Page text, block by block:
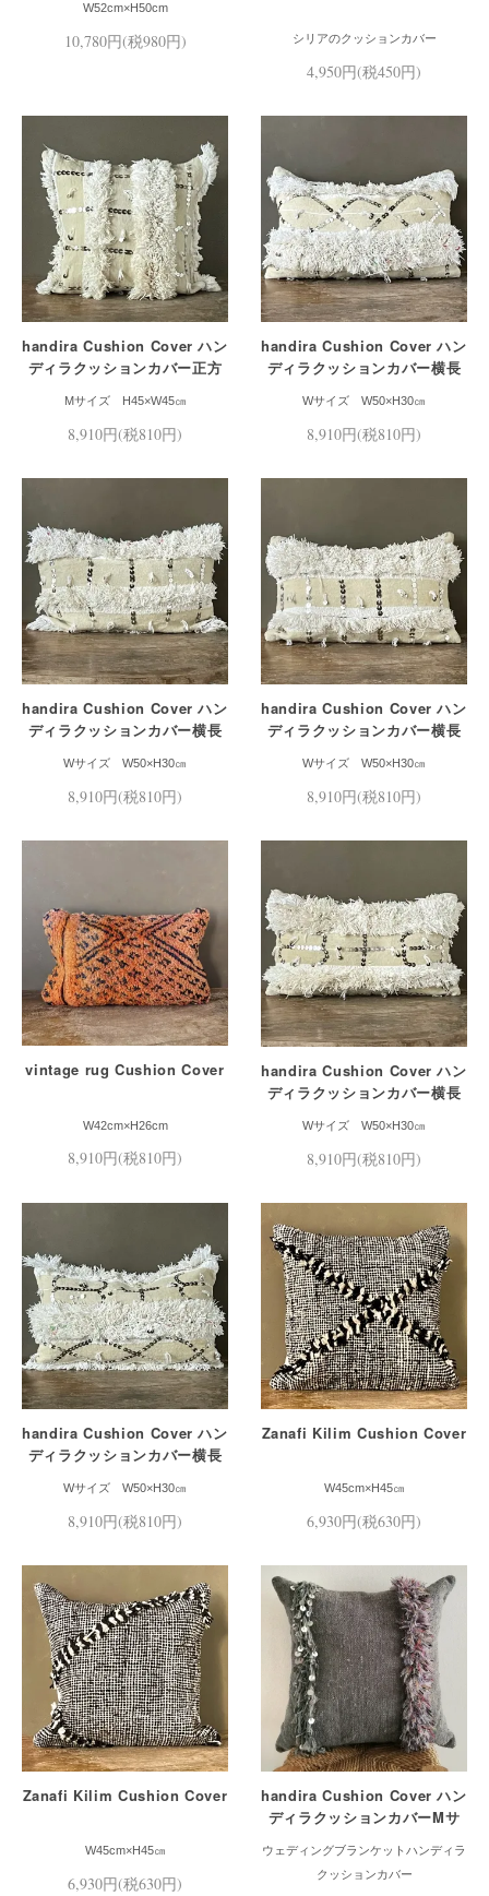
W52cm×H50cm
10,780円(税980円) シリアのクッションカバー
4,950円(税450円)
handira Cushion Cover ハン
ディラクッションカバー正方
Mサイズ H45×W45㎝
8,910円(税810円)
handira Cushion Cover ハン
ディラクッションカバー横長
Wサイズ W50×H30㎝
8,910円(税810円)
handira Cushion Cover ハン
ディラクッションカバー横長
Wサイズ W50×H30㎝
8,910円(税810円)
handira Cushion Cover ハン
ディラクッションカバー横長
Wサイズ W50×H30㎝
8,910円(税810円)
vintage rug Cushion Cover
W42cm×H26cm
8,910円(税810円)
handira Cushion Cover ハン
ディラクッションカバー横長
Wサイズ W50×H30㎝
8,910円(税810円)
handira Cushion Cover ハン
ディラクッションカバー横長
Wサイズ W50×H30㎝
8,910円(税810円)
Zanafi Kilim Cushion Cover
W45cm×H45㎝
6,930円(税630円)
Zanafi Kilim Cushion Cover
W45cm×H45㎝
6,930円(税630円)
handira Cushion Cover ハン
ディラクッションカバーMサ
ウェディングブランケットハンディラ
クッションカバー